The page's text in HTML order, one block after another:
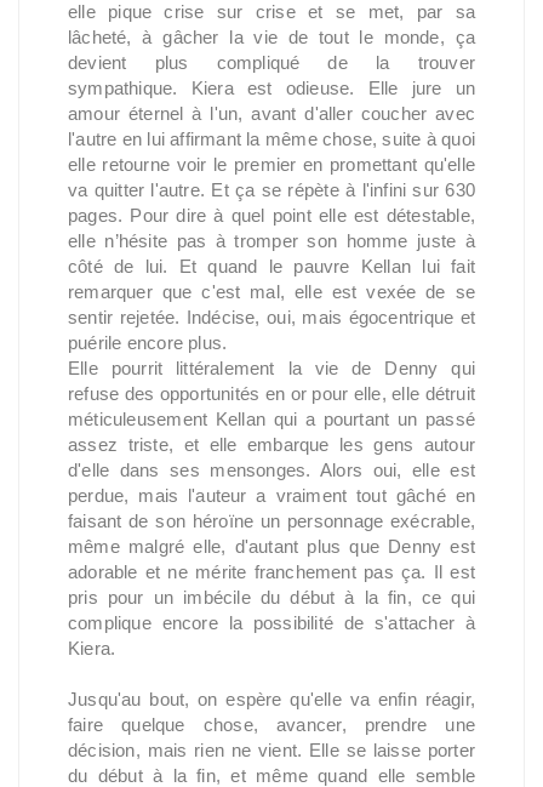
elle pique crise sur crise et se met, par sa
lâcheté, à gâcher la vie de tout le monde, ça
devient plus compliqué de la trouver
sympathique. Kiera est odieuse. Elle jure un
amour éternel à l'un, avant d'aller coucher avec
l'autre en lui affirmant la même chose, suite à quoi
elle retourne voir le premier en promettant qu'elle
va quitter l'autre. Et ça se répète à l'infini sur 630
pages. Pour dire à quel point elle est détestable,
elle n’hésite pas à tromper son homme juste à
côté de lui. Et quand le pauvre Kellan lui fait
remarquer que c'est mal, elle est vexée de se
sentir rejetée. Indécise, oui, mais égocentrique et
puérile encore plus.
Elle pourrit littéralement la vie de Denny qui
refuse des opportunités en or pour elle, elle détruit
méticuleusement Kellan qui a pourtant un passé
assez triste, et elle embarque les gens autour
d'elle dans ses mensonges. Alors oui, elle est
perdue, mais l'auteur a vraiment tout gâché en
faisant de son héroïne un personnage exécrable,
même malgré elle, d'autant plus que Denny est
adorable et ne mérite franchement pas ça. Il est
pris pour un imbécile du début à la fin, ce qui
complique encore la possibilité de s'attacher à
Kiera.
Jusqu'au bout, on espère qu'elle va enfin réagir,
faire quelque chose, avancer, prendre une
décision, mais rien ne vient. Elle se laisse porter
du début à la fin, et même quand elle semble